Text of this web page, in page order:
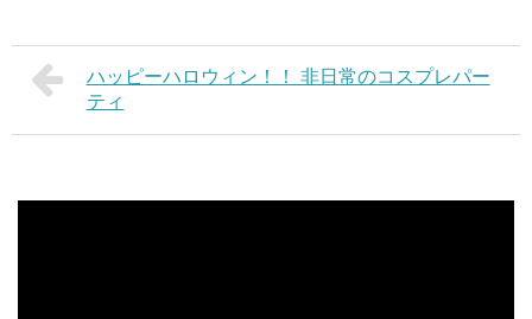
ハッピーハロウィン！！ 非日常のコスプレパー
ティ